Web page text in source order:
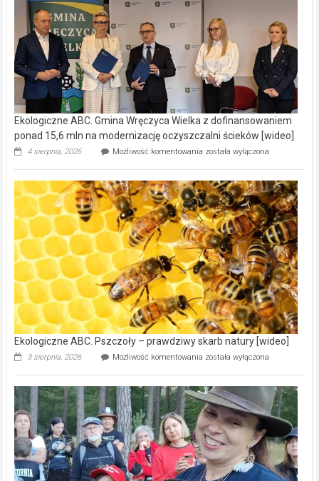
Ekologiczne ABC. Gmina Wręczyca Wielka z dofinansowaniem
ponad 15,6 mln na modernizację oczyszczalni ścieków [wideo]
4 sierpnia, 2026 Możliwość komentowania Ekologiczne
Wręczyca
Wielka
z
dofinansowaniem
ponad
15,6
mln
na
modernizację
oczyszczalni
ścieków
[wideo]
została wyłączona
Ekologiczne ABC. Pszczoły – prawdziwy skarb natury [wideo]
3 sierpnia, 2026 Możliwość komentowania Ekologiczne
–
prawdziwy
skarb
natury
[wideo]
została wyłączona